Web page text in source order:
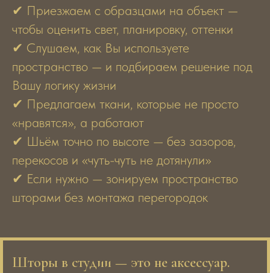
✔ Приезжаем с образцами на объект —
чтобы оценить свет, планировку, оттенки
✔ Слушаем, как Вы используете
пространство — и подбираем решение под
Вашу логику жизни
✔ Предлагаем ткани, которые не просто
«нравятся», а работают
✔ Шьём точно по высоте — без зазоров,
перекосов и «чуть-чуть не дотянули»
✔ Если нужно — зонируем пространство
шторами без монтажа перегородок
Шторы в студии — это не аксессуар.